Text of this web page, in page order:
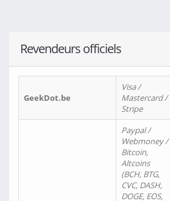
Revendeurs officiels
GeekDot.be
Visa /
Mastercard /
Stripe
Paypal /
Webmoney /
Bitcoin,
Altcoins
(BCH, BTG,
CVC, DASH,
DOGE, EOS,